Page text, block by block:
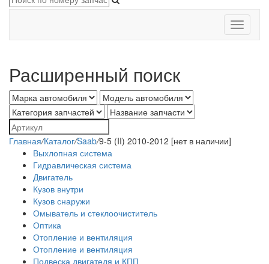
Toggle
Расширенный поиск
Главная/Каталог/Saab/9-5 (II) 2010-2012 [нет в наличии]
Выхлопная система
Гидравлическая система
Двигатель
Кузов внутри
Кузов снаружи
Омыватель и стеклоочиститель
Оптика
Отопление и вентиляция
Отопление и вентиляция
Подвеска двигателя и КПП